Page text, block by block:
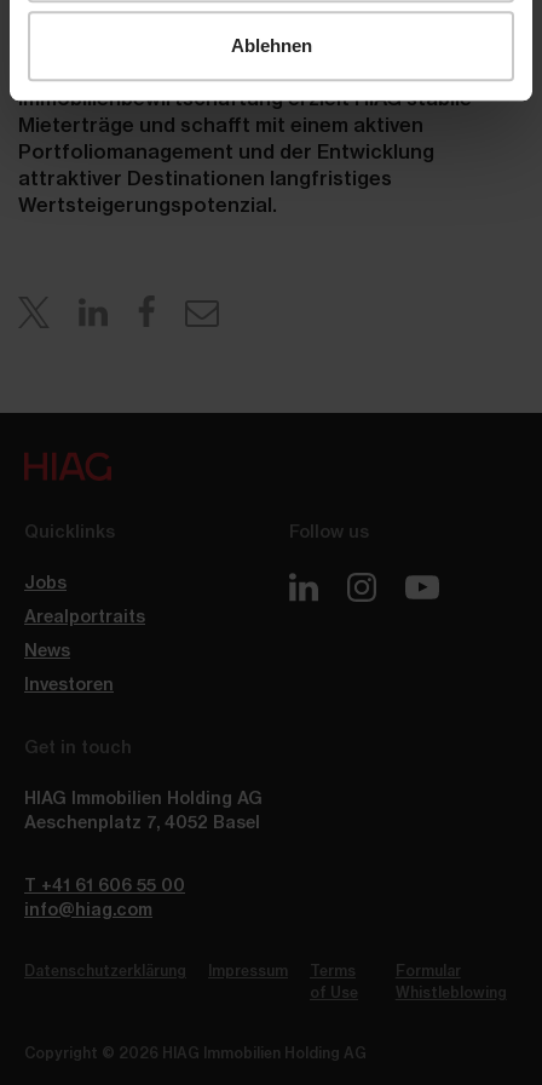
Ablehnen
ausgewählten Wohnobjekten in
zukunftsorientierten Wachstumsregionen der
Immobilienbewirtschaftung erzielt HIAG stabile
Mieterträge und schafft mit einem aktiven
Portfoliomanagement und der Entwicklung
attraktiver Destinationen langfristiges
Wertsteigerungspotenzial.
Quicklinks
Jobs
Arealportraits
News
Investoren
Follow us
Get in touch
HIAG Immobilien Holding AG
Aeschenplatz 7, 4052 Basel
T +41 61 606 55 00
info@hiag.com
Datenschutzerklärung Impressum
Terms
of Use
Formular
Whistleblowing
Copyright © 2026 HIAG Immobilien Holding AG